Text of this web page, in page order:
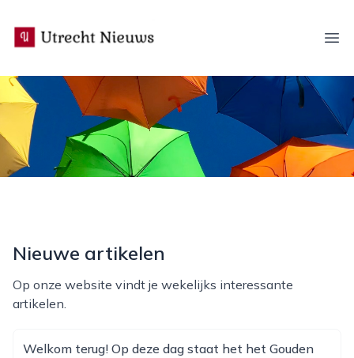
utrecht-nieuws.nl
Nieuwe artikelen
Op onze website vindt je wekelijks interessante
artikelen.
Welkom terug! Op deze dag staat het het Gouden